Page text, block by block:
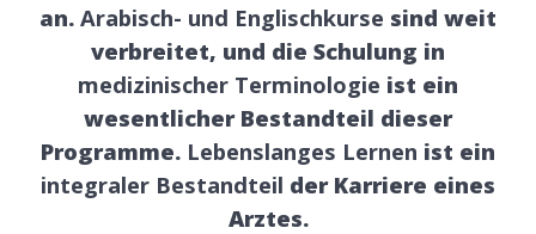
an. Arabisch- und Englischkurse sind weit
verbreitet, und die Schulung in
medizinischer Terminologie ist ein
wesentlicher Bestandteil dieser
Programme. Lebenslanges Lernen ist ein
integraler Bestandteil der Karriere eines
Arztes.